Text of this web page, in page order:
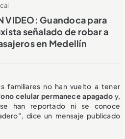
VIDEO: Guandoca para
señalado de robar a
en Medellín
familiares no han vuelto a tener
celular permanece apagadoy,
han reportado ni se conoce
dice un mensaje publicado